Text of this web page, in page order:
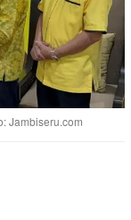
Jambiseru.com